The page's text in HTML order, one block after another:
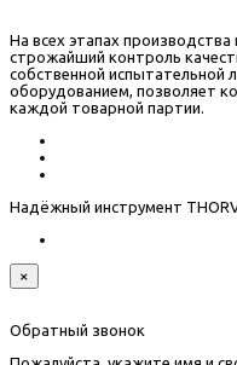
На всех этапах
строжайший контроль
собственной испытательной
оборудованием, позволяет
каждой товарной партии.
Надёжный инструмент
×
Обратный звонок